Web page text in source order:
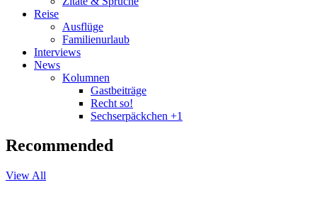
Reise
Ausflüge
Familienurlaub
Interviews
News
Kolumnen
Gastbeiträge
Recht so!
Sechserpäckchen +1
Recommended
View All